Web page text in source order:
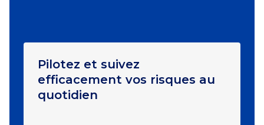
Pilotez et suivez
efficacement vos risques au
quotidien